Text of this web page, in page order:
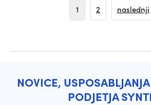
1 2 naslednji
NOVICE,
PODJETJA